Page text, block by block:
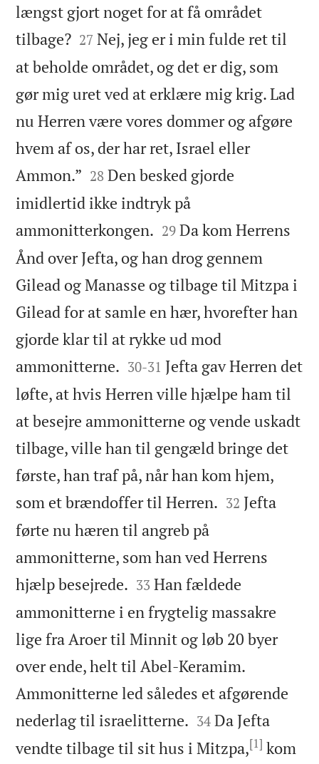
længst gjort noget for at få området
tilbage?
27 Nej, jeg er i min fulde ret til
at beholde området, og det er dig, som
gør mig uret ved at erklære mig krig. Lad
nu Herren være vores dommer og afgøre
hvem af os, der har ret, Israel eller
Ammon.” 

28 Den besked gjorde
imidlertid ikke indtryk på
ammonitterkongen. 

29 Da kom Herrens
Ånd over Jefta, og han drog gennem
Gilead og Manasse og tilbage til Mitzpa i
Gilead for at samle en hær, hvorefter han
gjorde klar til at rykke ud mod
ammonitterne. 

30-31 Jefta gav Herren det
løfte, at hvis Herren ville hjælpe ham til
at besejre ammonitterne og vende uskadt
tilbage, ville han til gengæld bringe det
første, han traf på, når han kom hjem,
som et brændoffer til Herren. 

32 Jefta
førte nu hæren til angreb på
ammonitterne, som han ved Herrens
hjælp besejrede. 

33 Han fældede
ammonitterne i en frygtelig massakre
lige fra Aroer til Minnit og løb 20 byer
over ende, helt til Abel-Keramim.
Ammonitterne led således et afgørende
nederlag til israelitterne. 

34 Da Jefta
vendte tilbage til sit hus i Mitzpa,[1] kom